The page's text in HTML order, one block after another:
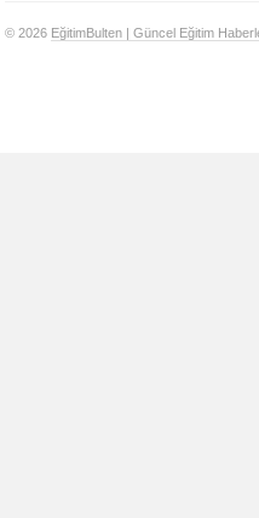
© 2026 EğitimBulten | Güncel Eğitim